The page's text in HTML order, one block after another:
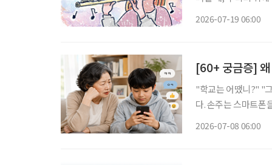
2026-07-19 06:00
[60+ 궁금증]
"학교는 어땠니?" "그냥요." "밥은 먹
다. 손주는 스마트폰
2026-07-08 06:00